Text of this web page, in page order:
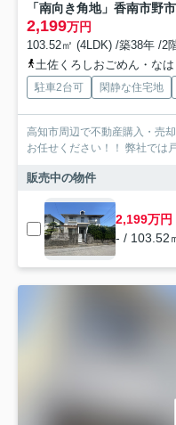
「南向き角地」香南市
2,199万円
103.52㎡ (4LDK) /築38年 /2
土佐くろしおごめん・な
駐車2台可 閑静な住宅地
高知市周辺で不動産購入・売
お任せください！！ 弊社では
販売中の物件
2,199万円
- / 103.52